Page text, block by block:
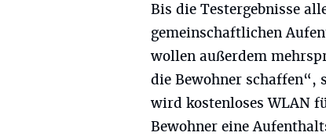
Bis die Testergebnisse
gemeinschaftlichen
wollen außerdem
die Bewohner schaffen“,
wird kostenloses WLAN
Bewohner eine